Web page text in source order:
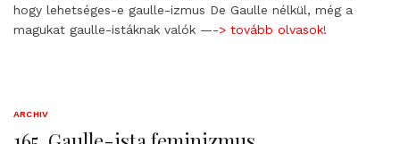
hogy lehetséges-e gaulle-izmus De Gaulle nélkül, még a
magukat gaulle-istáknak valók —-> tovább olvasok!
ARCHIV